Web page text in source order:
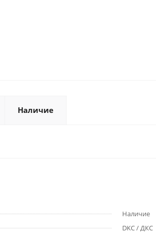
Наличие
Наличие
DKC / ДКС